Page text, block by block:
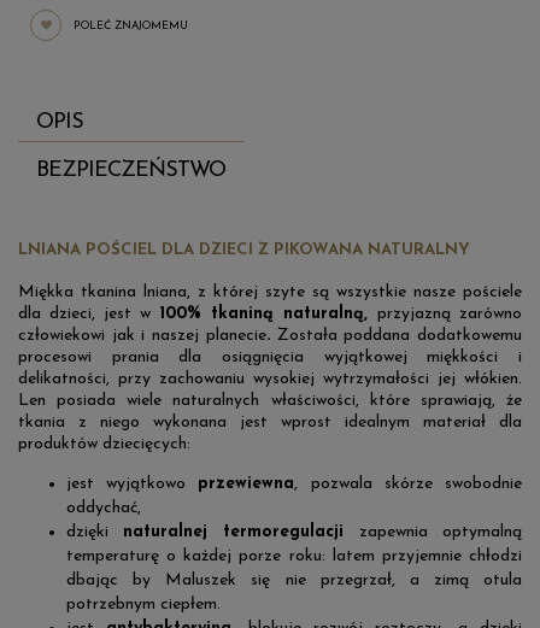
POLEĆ ZNAJOMEMU
OPIS
BEZPIECZEŃSTWO
LNIANA POŚCIEL DLA DZIECI Z PIKOWANA NATURALNY
Miękka tkanina lniana, z której szyte są wszystkie nasze pościele
dla dzieci, jest w 100% tkaniną naturalną, przyjazną zarówno
człowiekowi jak i naszej planecie.Została poddana dodatkowemu
procesowi prania dla osiągnięcia wyjątkowej miękkości i
delikatności, przy zachowaniu wysokiej wytrzymałości jej włókien.
Len posiada wiele naturalnych właściwości, które sprawiają, że
tkania z niego wykonana jest wprost idealnym materiał dla
produktów dziecięcych:
jest wyjątkowo przewiewna, pozwala skórze swobodnie
oddychać,
dzięki naturalnej termoregulacji zapewnia optymalną
temperaturę o każdej porze roku: latem przyjemnie chłodzi
dbając by Maluszek się nie przegrzał, a zimą otula
potrzebnym ciepłem.